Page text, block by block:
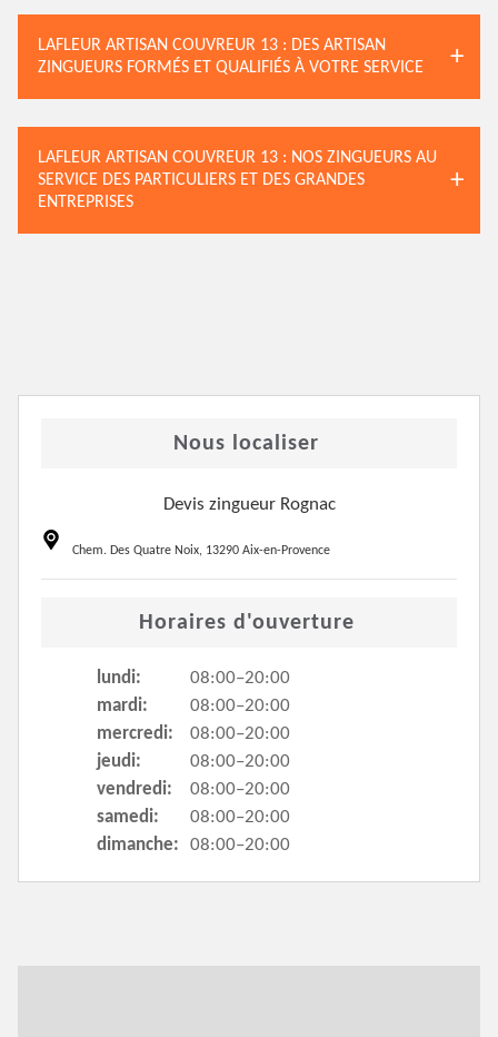
LAFLEUR ARTISAN COUVREUR 13 : DES ARTISAN
ZINGUEURS FORMÉS ET QUALIFIÉS À VOTRE SERVICE
LAFLEUR ARTISAN COUVREUR 13 : NOS ZINGUEURS AU
SERVICE DES PARTICULIERS ET DES GRANDES
ENTREPRISES
Nous localiser
Devis zingueur Rognac
Chem. Des Quatre Noix, 13290 Aix-en-Provence
Horaires d'ouverture
lundi:
08:00–20:00
mardi:
08:00–20:00
mercredi:
08:00–20:00
jeudi:
08:00–20:00
vendredi:
08:00–20:00
samedi:
08:00–20:00
dimanche:
08:00–20:00